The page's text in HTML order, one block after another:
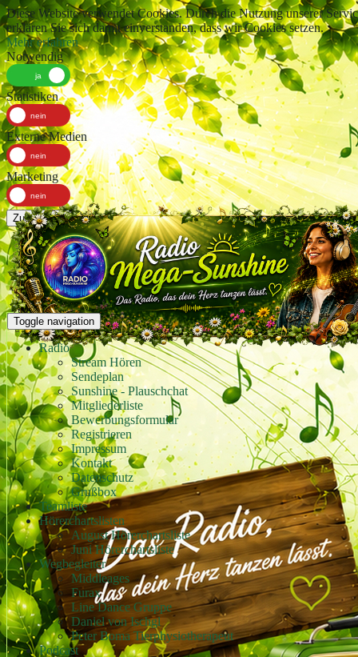
Diese Website verwendet Cookies. Durch die Nutzung unserer
erklären Sie sich damit einverstanden, dass wir Cookies setzen.
Mehr erfahren
Notwendig
Statistiken
Externe Medien
Marketing
Zustimmen
Toggle navigation
Radio
Stream Hören
Sendeplan
Sunshine - Plauschchat
Mitgliederliste
Bewerbungsformular
Registrieren
Impressum
Kontakt
Datenschutz
Grußbox
Teamliste
Hörerchartslisten
August Hörerchartsliste
Juni Hörerchartsliste
Wegbegleiter
Middleages
Furax
Line Dance Gruppe
Daniel von Ischgl
Peter Boma Tierphysiotherapeut
Podcast